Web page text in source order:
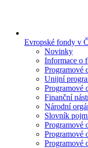
Evropské fondy v
Novinky
Informace o
Programové
Unijní
Programové
Finanční
Národní
Slovník
Programové
Programové
Programové